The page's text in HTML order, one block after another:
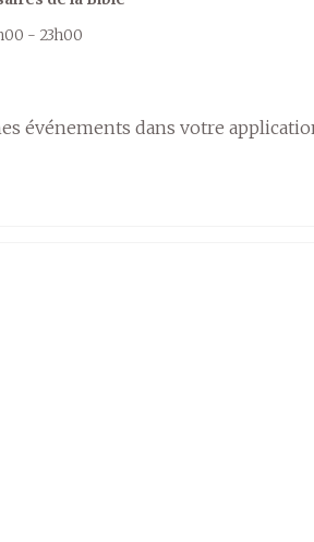
- 23h00
événements dans votre